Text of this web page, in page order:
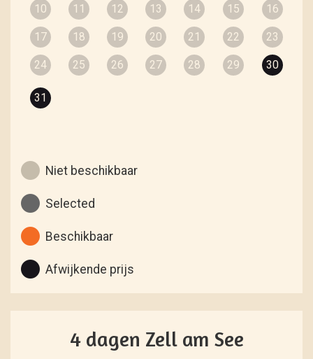
10 11 12 13 14 15 16
17 18 19 20 21 22 23
24 25 26 27 28 29 30
31
Niet beschikbaar
Selected
Beschikbaar
Afwijkende prijs
4 dagen Zell am See